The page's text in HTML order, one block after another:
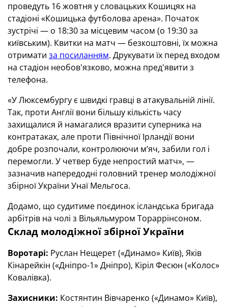
проведуть 16 жовтня у словацьких Кошицях на
стадіоні «Кошицька футболова арена». Початок
зустрічі — о 18:30 за місцевим часом (о 19:30 за
київським). Квитки на матч — безкоштовні, їх можна
отримати за посиланням. Друкувати їх перед входом
на стадіон необов'язково, можна пред'явити з
телефона.
«У Люксембургу є швидкі гравці в атакувальній лінії.
Так, проти Англії вони більшу кількість часу
захищалися й намагалися вразити суперника на
контратаках, але проти Північної Ірландії вони
добре розпочали, контролюючи мʼяч, забили гол і
перемогли. У четвер буде непростий матч», —
зазначив напередодні головний тренер молодіжної
збірної України Унаї Мельгоса.
Додамо, що судитиме поєдинок ісландська бригада
арбітрів на чолі з Вільяльмуром Тораррінсоном.
Склад молодіжної збірної України
Воротарі: Руслан Нещерет («Динамо» Київ), Яків
Кінарейкін («Дніпро-1» Дніпро), Кіріл Фесюн («Колос»
Ковалівка).
Захисники: Костянтин Вівчаренко («Динамо» Київ),